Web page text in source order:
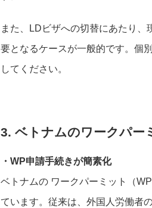
また、LDビザへの切替にあたり
要となるケースが一般的です。個
してください。
3. ベトナムのワークパー
・WP申請手続きが簡素化
ベトナムの ワークパーミット（
ています。従来は、外国人労働者